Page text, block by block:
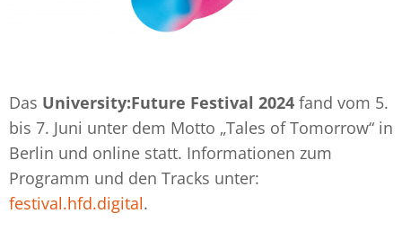
Das University:Future Festival 2024 fand vom 5.
bis 7. Juni unter dem Motto „Tales of Tomorrow“ in
Berlin und online statt. Informationen zum
Programm und den Tracks unter:
festival.hfd.digital.